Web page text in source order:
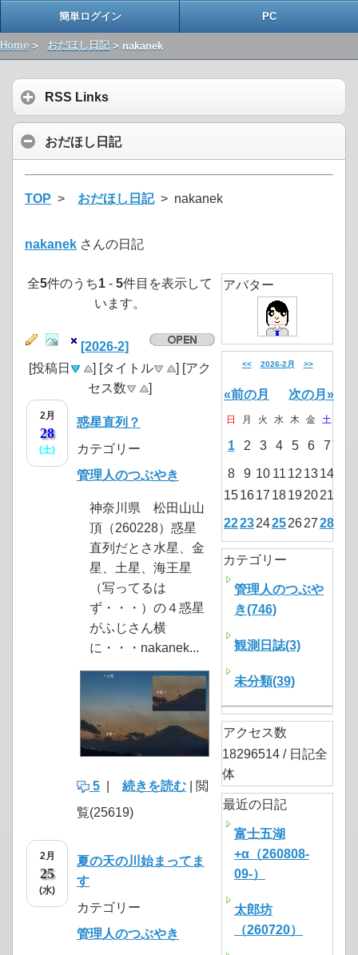
簡単ログイン PC
Home > おだほし日記> nakanek
RSS Links
おだほし日記
TOP > おだほし日記> nakanek
nakanek さんの日記
全5件のうち1 - 5件目を表示して
います。
[2026-2]
[投稿日
] [タイトル
] [アク
セス数
]
2月
28
(土)
惑星直列？
カテゴリー
管理人のつぶやき
神奈川県 松田山山
頂（260228）惑星
直列だとさ水星、金
星、土星、海王星
（写ってるは
ず・・・）の４惑星
がふじさん横
に・・・nakanek...
5 続きを読む | 閲
覧(25619)
2月
25
(水)
夏の天の川始まってま
す
カテゴリー
管理人のつぶやき
アバター
<< 2026-2月 >>
«前の月 次の月»
日 月 火 水 木 金 土
1 2 3 4 5 6 7
8 9 10 11 12 1314
151617 18192021
22232425262728
カテゴリー
管理人のつぶや
き(746)
観測日誌(3)
未分類(39)
アクセス数
18296514 / 日記全
体
最近の日記
富士五湖
+α（260808-
09-）
太郎坊
（260720）